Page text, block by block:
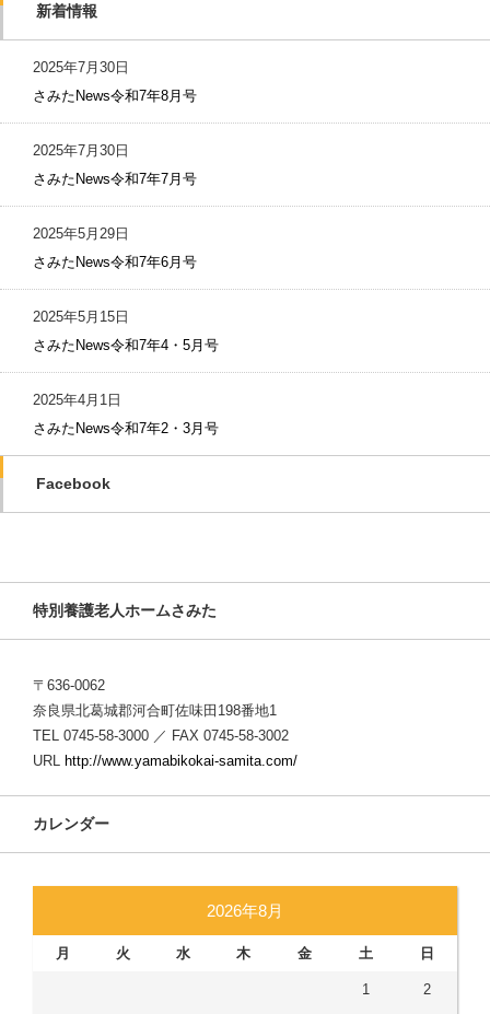
新着情報
2025年7月30日
さみたNews令和7年8月号
2025年7月30日
さみたNews令和7年7月号
2025年5月29日
さみたNews令和7年6月号
2025年5月15日
さみたNews令和7年4・5月号
2025年4月1日
さみたNews令和7年2・3月号
Facebook
特別養護老人ホームさみた
〒636-0062
奈良県北葛城郡河合町佐味田198番地1
TEL 0745-58-3000 ／ FAX 0745-58-3002
URL http://www.yamabikokai-samita.com/
カレンダー
2026年8月
月 火 水 木 金 土 日
1 2